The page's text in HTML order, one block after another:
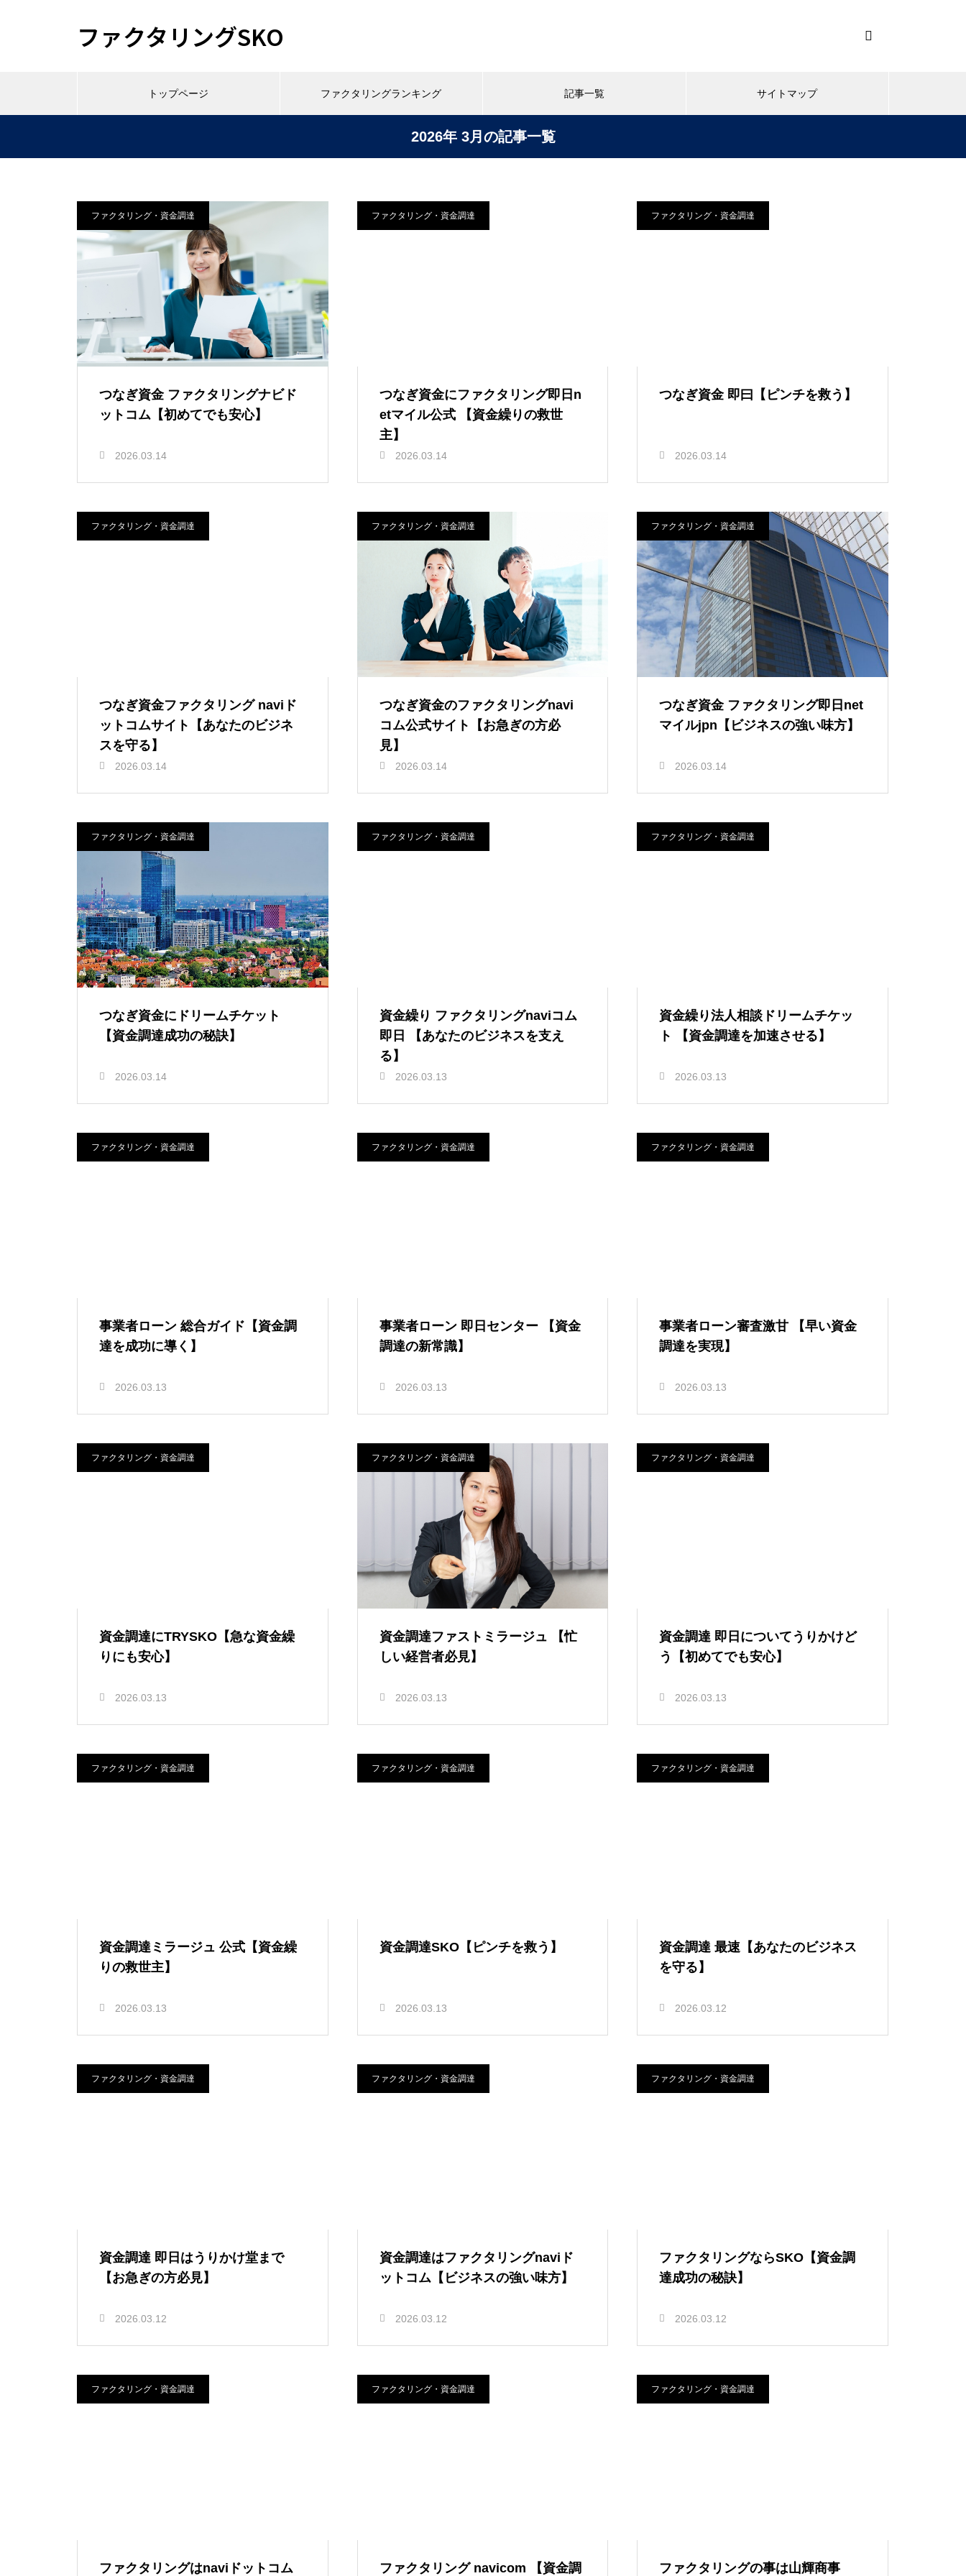
ファクタリングSKO
トップページ ファクタリングランキング 記事一覧 サイトマップ
2026年 3月の記事一覧
ファクタリング・資金調達
つなぎ資金 ファクタリングナビド
ットコム【初めてでも安心】
2026.03.14
ファクタリング・資金調達
つなぎ資金にファクタリング即日n
etマイル公式 【資金繰りの救世
主】
2026.03.14
ファクタリング・資金調達
つなぎ資金 即曰【ピンチを救う】
2026.03.14
ファクタリング・資金調達
つなぎ資金ファクタリング naviド
ットコムサイト【あなたのビジネ
スを守る】
2026.03.14
ファクタリング・資金調達
つなぎ資金のファクタリングnavi
コム公式サイト【お急ぎの方必
見】
2026.03.14
ファクタリング・資金調達
つなぎ資金 ファクタリング即日net
マイルjpn【ビジネスの強い味方】
2026.03.14
ファクタリング・資金調達
つなぎ資金にドリームチケット
【資金調達成功の秘訣】
2026.03.14
ファクタリング・資金調達
資金繰り ファクタリングnaviコム
即日 【あなたのビジネスを支え
る】
2026.03.13
ファクタリング・資金調達
資金繰り法人相談ドリームチケッ
ト 【資金調達を加速させる】
2026.03.13
ファクタリング・資金調達
事業者ローン 総合ガイド【資金調
達を成功に導く】
2026.03.13
ファクタリング・資金調達
事業者ローン 即日センター 【資金
調達の新常識】
2026.03.13
ファクタリング・資金調達
事業者ローン審査激甘 【早い資金
調達を実現】
2026.03.13
ファクタリング・資金調達
資金調達にTRYSKO【急な資金繰
りにも安心】
2026.03.13
ファクタリング・資金調達
資金調達ファストミラージュ 【忙
しい経営者必見】
2026.03.13
ファクタリング・資金調達
資金調達 即日についてうりかけど
う【初めてでも安心】
2026.03.13
ファクタリング・資金調達
資金調達ミラージュ 公式【資金繰
りの救世主】
2026.03.13
ファクタリング・資金調達
資金調達SKO【ピンチを救う】
2026.03.13
ファクタリング・資金調達
資金調達 最速【あなたのビジネス
を守る】
2026.03.12
ファクタリング・資金調達
資金調達 即日はうりかけ堂まで
【お急ぎの方必見】
2026.03.12
ファクタリング・資金調達
資金調達はファクタリングnaviド
ットコム【ビジネスの強い味方】
2026.03.12
ファクタリング・資金調達
ファクタリングならSKO【資金調
達成功の秘訣】
2026.03.12
ファクタリング・資金調達
ファクタリングはnaviドットコム
ファクタリング・資金調達
ファクタリング navicom 【資金調
ファクタリング・資金調達
ファクタリングの事は山輝商事